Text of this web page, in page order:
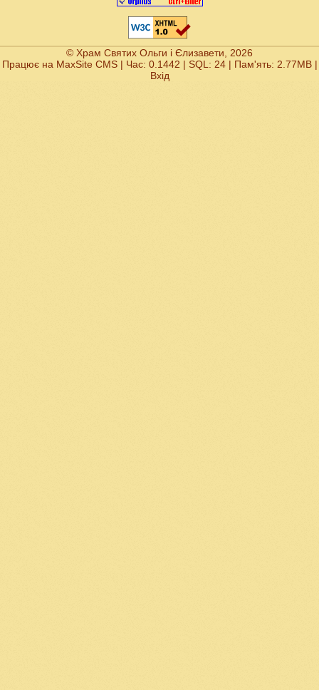
© Храм Святих Ольги і Єлизавети, 2026
Працює на MaxSite CMS| Час: 0.1442 | SQL: 24 | Пам'ять: 2.77MB|
Вхід